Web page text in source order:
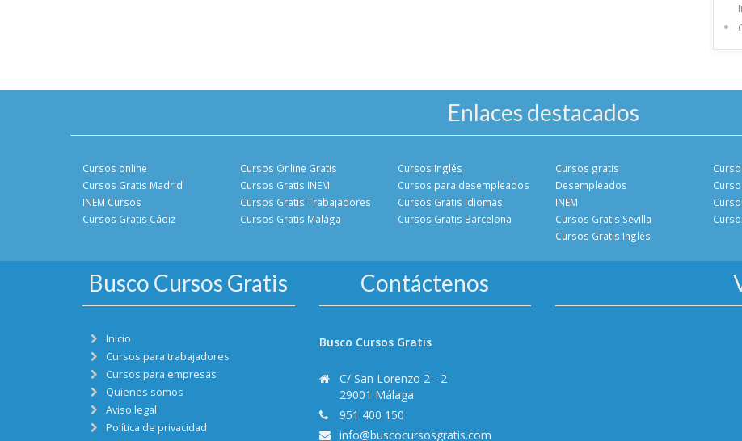
Enlaces destacados
Cursos online
Cursos Gratis Madrid
INEM Cursos
Cursos Gratis Cádiz
Cursos Online Gratis
Cursos Gratis INEM
Cursos Gratis Trabajadores
Cursos Gratis Malága
Cursos Inglés
Cursos para desempleados
Cursos Gratis Idiomas
Cursos Gratis Barcelona
Cursos gratis
Desempleados
INEM
Cursos Gratis Sevilla
Cursos Gratis Inglés
Busco Cursos Gratis
Inicio
Cursos para trabajadores
Cursos para empresas
Quienes somos
Aviso legal
Política de privacidad
Contáctenos
Busco Cursos Gratis
C/ San Lorenzo 2 - 2
29001 Málaga
951 400 150
info@buscocursosgratis.com